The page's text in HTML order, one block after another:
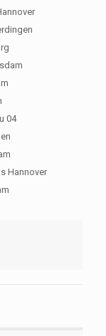
04
Hannover